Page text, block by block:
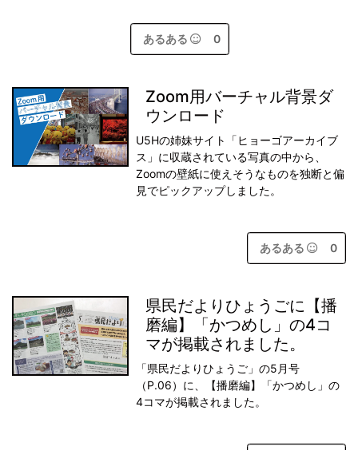
あるある 0
Zoom用バーチャル背景ダ
ウンロード
U5Hの姉妹サイト「ヒョーゴアーカイブ
ス」に収蔵されている写真の中から、
Zoomの壁紙に使えそうなものを独断と偏
見でピックアップしました。
あるある 0
県民だよりひょうごに【播
磨編】「かつめし」の4コ
マが掲載されました。
「県民だよりひょうご」の5月号
（P.06）に、【播磨編】「かつめし」の
4コマが掲載されました。